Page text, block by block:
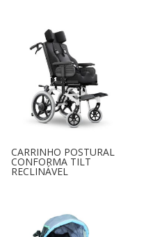
CARRINHO POSTURAL
CONFORMA TILT
RECLINÁVEL